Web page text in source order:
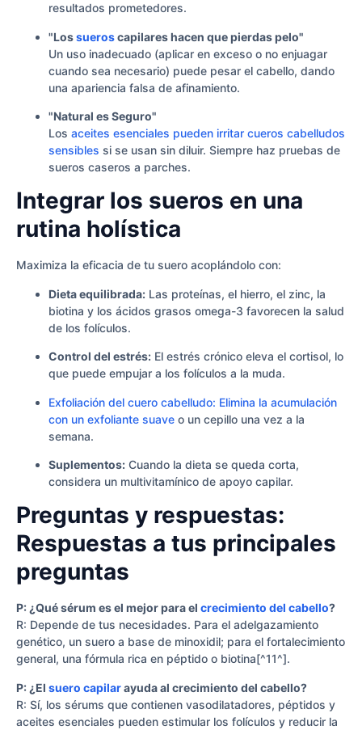
resultados prometedores.
"Lossueroscapilares hacen que pierdas pelo"
Un uso inadecuado (aplicar en exceso o no enjuagar
cuando sea necesario) puede pesar el cabello, dando
una apariencia falsa de afinamiento.
"Natural es Seguro"
Los aceites esenciales pueden irritar cueros cabelludos
sensibles si se usan sin diluir. Siempre haz pruebas de
sueros caseros a parches.
Integrar los sueros en una
rutina holística
Maximiza la eficacia de tu suero acoplándolo con:
Dieta equilibrada: Las proteínas, el hierro, el zinc, la
biotina y los ácidos grasos omega-3 favorecen la salud
de los folículos.
Control del estrés: El estrés crónico eleva el cortisol, lo
que puede empujar a los folículos a la muda.
Exfoliación del cuero cabelludo: Elimina la acumulación
con un exfoliante suave o un cepillo una vez a la
semana.
Suplementos: Cuando la dieta se queda corta,
considera un multivitamínico de apoyo capilar.
Preguntas y respuestas:
Respuestas a tus principales
preguntas
P: ¿Qué sérum es el mejor para el crecimiento del cabello?
R: Depende de tus necesidades. Para el adelgazamiento
genético, un suero a base de minoxidil; para el fortalecimiento
general, una fórmula rica en péptido o biotina[^11^].
P: ¿El suero capilarayuda al crecimiento del cabello?
R: Sí, los sérums que contienen vasodilatadores, péptidos y
aceites esenciales pueden estimular los folículos y reducir la